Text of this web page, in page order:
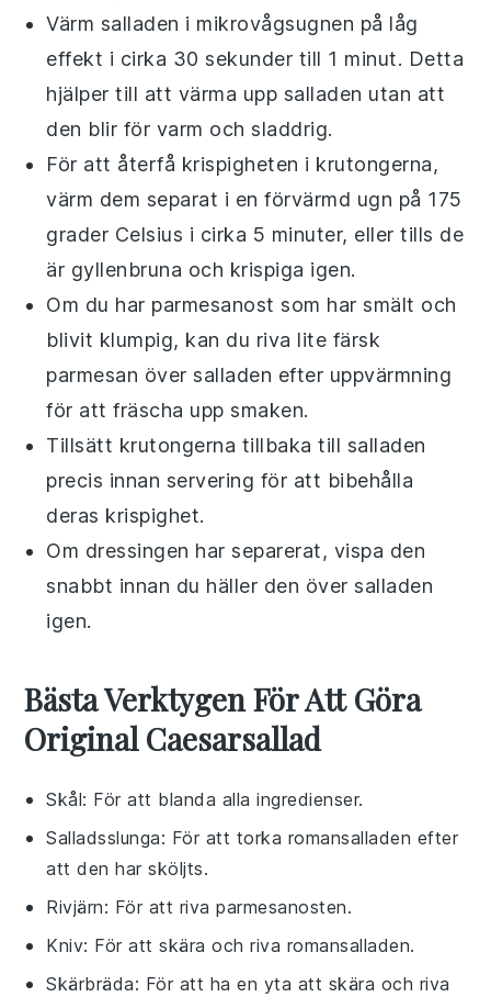
Värm salladen i mikrovågsugnen på låg
effekt i cirka 30 sekunder till 1 minut. Detta
hjälper till att värma upp salladen utan att
den blir för varm och sladdrig.
För att återfå krispigheten i krutongerna,
värm dem separat i en förvärmd ugn på 175
grader Celsius i cirka 5 minuter, eller tills de
är gyllenbruna och krispiga igen.
Om du har parmesanost som har smält och
blivit klumpig, kan du riva lite färsk
parmesan över salladen efter uppvärmning
för att fräscha upp smaken.
Tillsätt krutongerna tillbaka till salladen
precis innan servering för att bibehålla
deras krispighet.
Om dressingen har separerat, vispa den
snabbt innan du häller den över salladen
igen.
Bästa Verktygen För Att Göra
Original Caesarsallad
Skål: För att blanda alla ingredienser.
Salladsslunga: För att torka romansalladen efter
att den har sköljts.
Rivjärn: För att riva parmesanosten.
Kniv: För att skära och riva romansalladen.
Skärbräda: För att ha en yta att skära och riva